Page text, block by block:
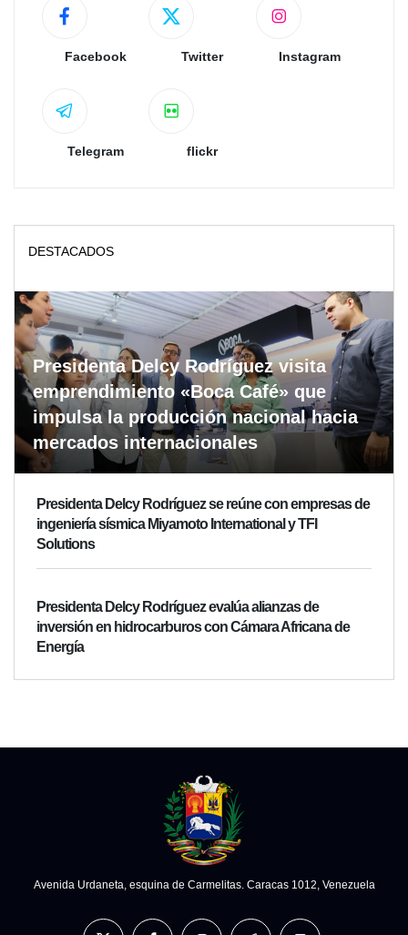
Facebook Twitter Instagram
Telegram flickr
DESTACADOS
Presidenta Delcy Rodríguez visita
emprendimiento «Boca Café» que
impulsa la producción nacional hacia
mercados internacionales
Presidenta Delcy Rodríguez se reúne con empresas de
ingeniería sísmica Miyamoto International y TFI
Solutions
Presidenta Delcy Rodríguez evalúa alianzas de
inversión en hidrocarburos con Cámara Africana de
Energía
Avenida Urdaneta, esquina de Carmelitas. Caracas 1012, Venezuela